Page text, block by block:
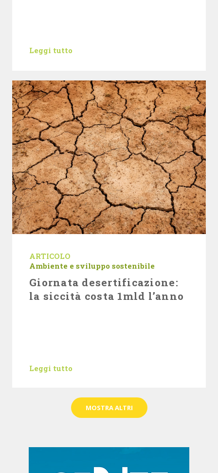
Leggi tutto
ARTICOLO
Ambiente e sviluppo sostenibile
Giornata desertificazione:
la siccità costa 1mld l’anno
Leggi tutto
MOSTRA ALTRI